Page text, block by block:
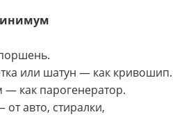
или шатун — как кривошип.
как парогенератор.
авто, стиралки,